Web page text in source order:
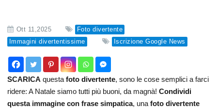
Ott 11,2025
Foto divertente
Immagini divertentissime
Iscrizione Google News
SCARICA questa foto divertente, sono le cose semplici a farci
ridere: A Natale siamo tutti più buoni, da magnà! Condividi
questa immagine con frase simpatica, una foto divertente